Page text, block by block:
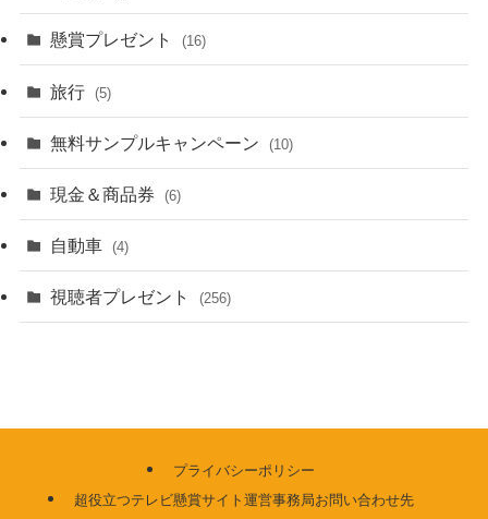
懸賞プレゼント (16)
旅行 (5)
無料サンプルキャンペーン (10)
現金＆商品券 (6)
自動車 (4)
視聴者プレゼント (256)
プライバシーポリシー
超役立つテレビ懸賞サイト運営事務局お問い合わせ先